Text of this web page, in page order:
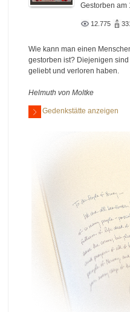
Gestorben am
12.775
Wie kann man einen
gestorben ist? Diejenigen
geliebt und verloren haben.
Helmuth von Moltke
Gedenkstätte anzeigen